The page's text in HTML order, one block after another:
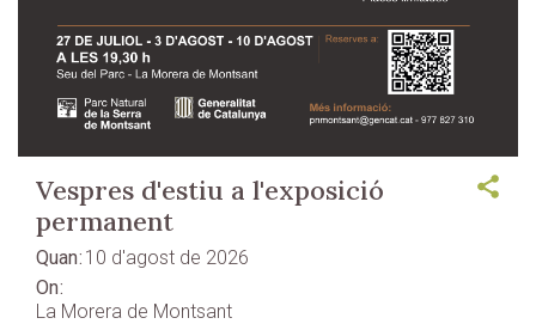
Vespres d'estiu a l'exposició
permanent
Quan 10 d'agost de 2026
On
La Morera de Montsant